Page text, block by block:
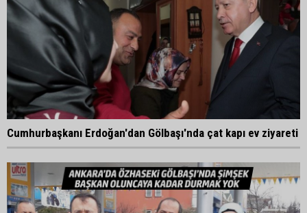
Cumhurbaşkanı Erdoğan'dan Gölbaşı'nda çat kapı ev ziyareti